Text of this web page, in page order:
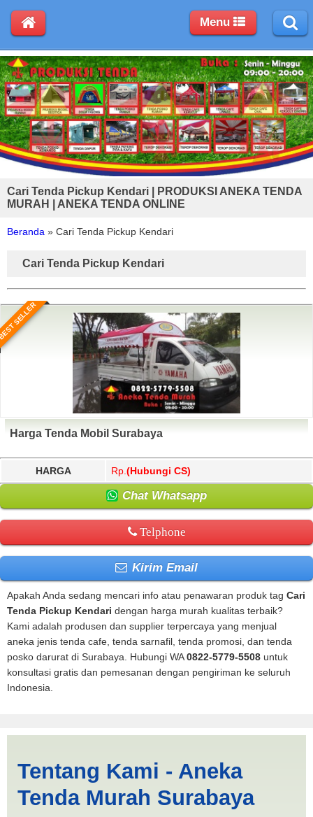
Cari Tenda Pickup Kendari | PRODUKSI ANEKA TENDA
MURAH | ANEKA TENDA ONLINE
Beranda » Cari Tenda Pickup Kendari
Cari Tenda Pickup Kendari
SELLER
Harga Tenda Mobil Surabaya
HARGA Rp. (Hubungi CS)
Chat Whatsapp
Telphone
Kirim Email
Apakah Anda sedang mencari info atau penawaran produk tag Cari
Tenda Pickup Kendari dengan harga murah kualitas terbaik?
Kami adalah produsen dan supplier terpercaya yang menjual
aneka jenis tenda cafe, tenda sarnafil, tenda promosi, dan tenda
posko darurat di Surabaya. Hubungi WA0822-5779-5508 untuk
konsultasi gratis dan pemesanan dengan pengiriman ke seluruh
Indonesia.
PRODUKSI ANEKA TENDA
MURAH
Tentang Kami - Aneka
Tenda Murah Surabaya
Menu